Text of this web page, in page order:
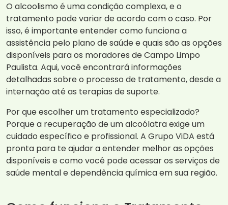
O alcoolismo é uma condição complexa, e o
tratamento pode variar de acordo com o caso. Por
isso, é importante entender como funciona a
assistência pelo plano de saúde e quais são as opções
disponíveis para os moradores de Campo Limpo
Paulista. Aqui, você encontrará informações
detalhadas sobre o processo de tratamento, desde a
internação até as terapias de suporte.
Por que escolher um tratamento especializado?
Porque a recuperação de um alcoólatra exige um
cuidado específico e profissional. A Grupo ViDA está
pronta para te ajudar a entender melhor as opções
disponíveis e como você pode acessar os serviços de
saúde mental e dependência química em sua região.